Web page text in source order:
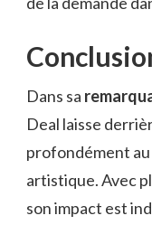
Dans sa
Deal laisse
profondément au
artistique. Avec
son impact est